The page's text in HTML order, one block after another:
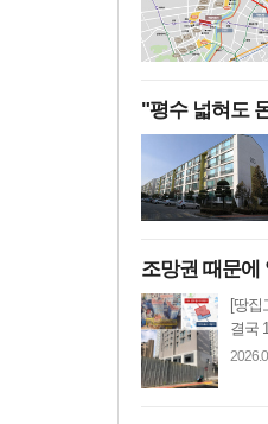
"평수 넓혀도
조망권 때문에
[땅집
결국